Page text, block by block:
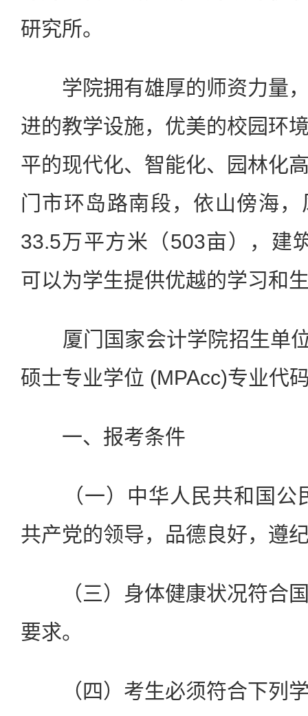
研究所。
学院拥有雄厚的师资力量，
进的教学设施，优美的校园环
平的现代化、智能化、园林化
门市环岛路南段，依山傍海
33.5万平方米（503亩），建
可以为学生提供优越的学习和
厦门国家会计学院招生单
硕士专业学位 (MPAcc)专业代
一、报考条件
（一）中华人民共和国公
共产党的领导，品德良好，遵
（三）身体健康状况符合国
要求。
（四）考生必须符合下列学